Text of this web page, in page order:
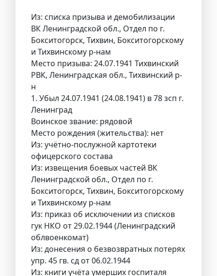
Из: списка призыва и демобилизации
ВК Ленинградской обл., Отдел по г.
Бокситогорск, Тихвин, Бокситогорскому
и Тихвинскому р-нам
Место призыва: 24.07.1941 Тихвинский
РВК, Ленинградская обл., Тихвинский р-
н
1. Убыл 24.07.1941 (24.08.1941) в 78 зсп г.
Ленинград
Воинское звание: рядовой
Место рождения (жительства): нет
Из: учётно-послужной картотеки
офицерского состава
Из: извещения боевых частей ВК
Ленинградской обл., Отдел по г.
Бокситогорск, Тихвин, Бокситогорскому
и Тихвинскому р-нам
Из: приказ об исключении из списков
гук НКО от 29.02.1944 (Ленинградский
облвоенкомат)
Из: донесения о безвозвратных потерях
упр. 45 гв. сд от 06.02.1944
Из: книги учёта умерших госпиталя